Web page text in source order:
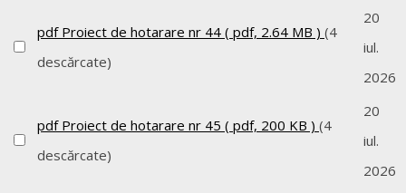
pdf Proiect de hotarare nr 44 ( pdf, 2.64 MB ) (4
descărcate)
20
iul.
2026
pdf Proiect de hotarare nr 45 ( pdf, 200 KB ) (4
descărcate)
20
iul.
2026